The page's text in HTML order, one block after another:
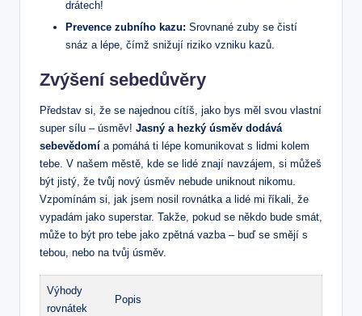
drátech!
Prevence zubního kazu: Srovnané zuby se čistí
snáz a lépe, čímž snižují riziko vzniku kazů.
Zvýšení sebedůvěry
Představ si, že se najednou cítíš, jako bys měl svou vlastní
super sílu – úsměv! Jasný a hezký úsměv dodává
sebevědomí a pomáhá ti lépe komunikovat s lidmi kolem
tebe. V našem městě, kde se lidé znají navzájem, si můžeš
být jistý, že tvůj nový úsměv nebude uniknout nikomu.
Vzpomínám si, jak jsem nosil rovnátka a lidé mi říkali, že
vypadám jako superstar. Takže, pokud se někdo bude smát,
může to být pro tebe jako zpětná vazba – buď se smějí s
tebou, nebo na tvůj úsměv.
Výhody
rovnátek
Popis